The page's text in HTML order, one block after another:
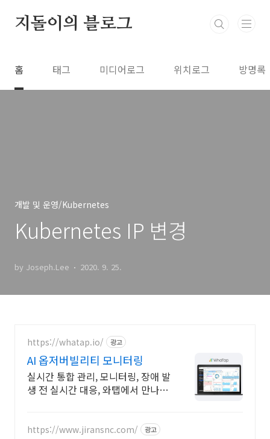
지돌이의 블로그
홈 태그 미디어로그 위치로그 방명록
개발 및 운영/Kubernetes
Kubernetes IP 변경
by Joseph.Lee 2020. 9. 25.
https://whatap.io/ 광고
AI 옵저버빌리티 모니터링
실시간 통합 관리, 모니터링, 장애 발
생 전 실시간 대응, 와탭에서 만나보
https://www.jiransnc.com/ 광고